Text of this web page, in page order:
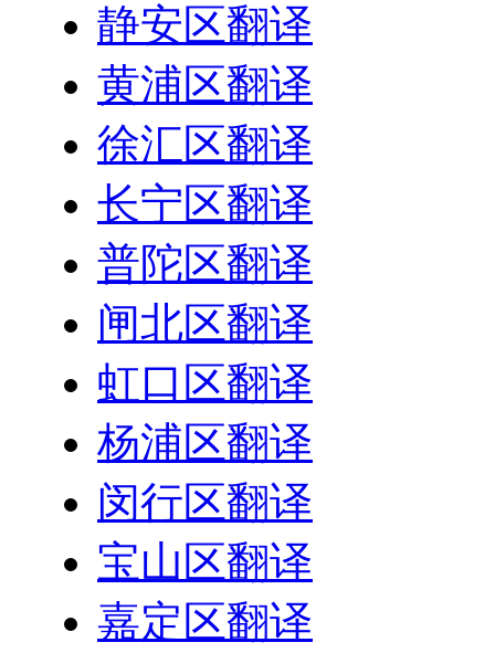
静安区翻译
黄浦区翻译
徐汇区翻译
长宁区翻译
普陀区翻译
闸北区翻译
虹口区翻译
杨浦区翻译
闵行区翻译
宝山区翻译
嘉定区翻译